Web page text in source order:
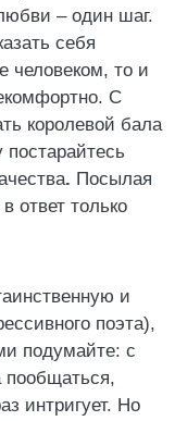
– один шаг.
себя
человеком, то и
С
королевой бала
. Посылая
ответ только
и
поэта),
подумайте: с
пообщаться,
интригует. Но